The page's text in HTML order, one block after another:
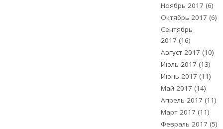
Ноябрь 2017 (6)
Октябрь 2017 (6)
Сентябрь
2017 (16)
Август 2017 (10)
Июль 2017 (13)
Июнь 2017 (11)
Май 2017 (14)
Апрель 2017 (11)
Март 2017 (11)
Февраль 2017 (5)